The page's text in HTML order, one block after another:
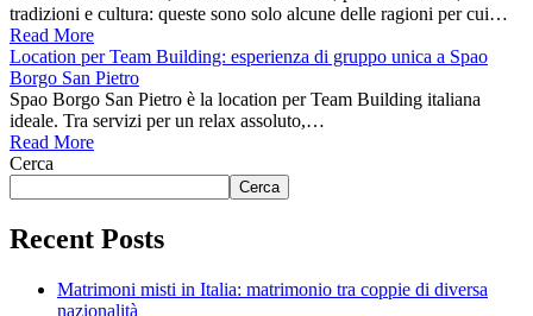
tradizioni e cultura: queste sono solo alcune delle ragioni per cui…
Read More
Location per Team Building: esperienza di gruppo unica a Spao
Borgo San Pietro
Spao Borgo San Pietro è la location per Team Building italiana
ideale. Tra servizi per un relax assoluto,…
Read More
Cerca
Cerca
Recent Posts
Matrimoni misti in Italia: matrimonio tra coppie di diversa
nazionalità